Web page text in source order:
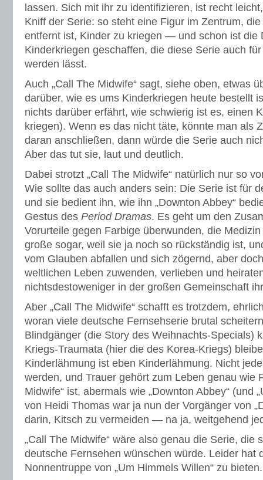
lassen. Sich mit ihr zu identifizieren, ist recht
Kniff der Serie: so steht eine Figur im Zentrum,
entfernt ist, Kinder zu kriegen — und schon ist die
Kinderkriegen geschaffen, die diese Serie auch
werden lässt.
Auch „Call The Midwife“ sagt, siehe oben, etwas
darüber, wie es ums Kinderkriegen heute bestellt
nichts darüber erfährt, wie schwierig ist es, einen
kriegen). Wenn es das nicht täte, könnte man als
daran anschließen, dann würde die Serie auch
Aber das tut sie, laut und deutlich.
Dabei strotzt „Call The Midwife“ natürlich nur so
Wie sollte das auch anders sein: Die Serie ist für
und sie bedient ihn, wie ihn „Downton Abbey“
Gestus des Period Dramas. Es geht um den
Vorurteile gegen Farbige überwunden, die
große sogar, weil sie ja noch so rückständig ist,
vom Glauben abfallen und sich zögernd, aber
weltlichen Leben zuwenden, verlieben und
nichtsdestoweniger in der großen Gemeinschaft
Aber „Call The Midwife“ schafft es trotzdem,
woran viele deutsche Fernsehserie brutal
Blindgänger (die Story des Weihnachts-Specials)
Kriegs-Traumata (hier die des Korea-Kriegs)
Kinderlähmung ist eben Kinderlähmung. Nicht
werden, und Trauer gehört zum Leben genau wie
Midwife“ ist, abermals wie „Downton Abbey“ (und
von Heidi Thomas war ja nun der Vorgänger von
darin, Kitsch zu vermeiden — na ja, weitgehend
„Call The Midwife“ wäre also genau die Serie, die
deutsche Fernsehen wünschen würde. Leider hat
Nonnentruppe von „Um Himmels Willen“ zu bieten.